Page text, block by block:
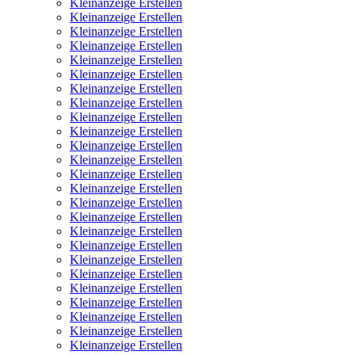
Kleinanzeige Erstellen
Kleinanzeige Erstellen
Kleinanzeige Erstellen
Kleinanzeige Erstellen
Kleinanzeige Erstellen
Kleinanzeige Erstellen
Kleinanzeige Erstellen
Kleinanzeige Erstellen
Kleinanzeige Erstellen
Kleinanzeige Erstellen
Kleinanzeige Erstellen
Kleinanzeige Erstellen
Kleinanzeige Erstellen
Kleinanzeige Erstellen
Kleinanzeige Erstellen
Kleinanzeige Erstellen
Kleinanzeige Erstellen
Kleinanzeige Erstellen
Kleinanzeige Erstellen
Kleinanzeige Erstellen
Kleinanzeige Erstellen
Kleinanzeige Erstellen
Kleinanzeige Erstellen
Kleinanzeige Erstellen